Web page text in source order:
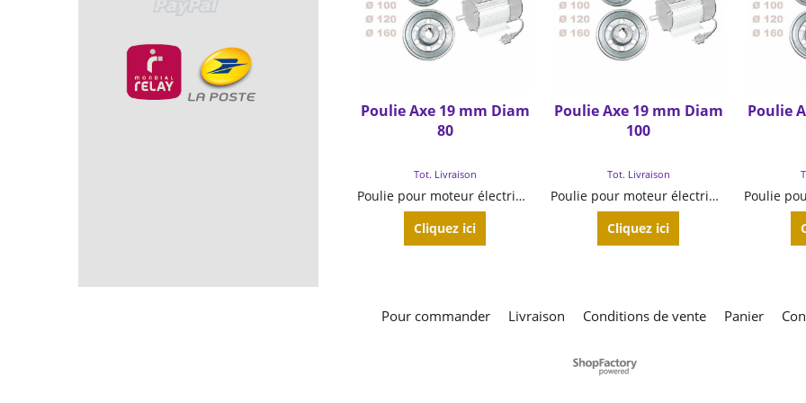
Poulie Axe 19 mm Diam 80
€19.90
Tot. Livraison
Poulie pour moteur électrique en aluminium - Made in ItalyAxe-arbre Ø 19 mm / Ø poulie 80 mm
Cliquez ici
Poulie Axe 19 mm Diam
Tot. Livraison
Pour commander Livraison Conditions de vente Panier
Boutique en ligne créés
avec le logiciel